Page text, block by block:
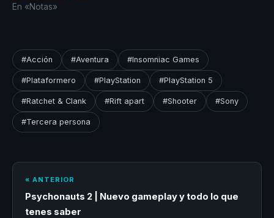
En «Notas»
#Acción #Aventura #Insomniac Games
#Plataformero #PlayStation #PlayStation 5
#Ratchet & Clank #Rift apart #Shooter #Sony
#Tercera persona
« ANTERIOR
Psychonauts 2 | Nuevo gameplay y todo lo que
tenes saber